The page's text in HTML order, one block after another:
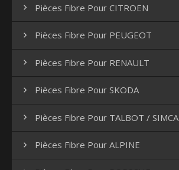
 Pièces Fibre Pour CITROEN
 Pièces Fibre Pour PEUGEOT
 Pièces Fibre Pour RENAULT
 Pièces Fibre Pour SKODA
 Pièces Fibre Pour TALBOT / SIMCA
 Pièces Fibre Pour ALPINE